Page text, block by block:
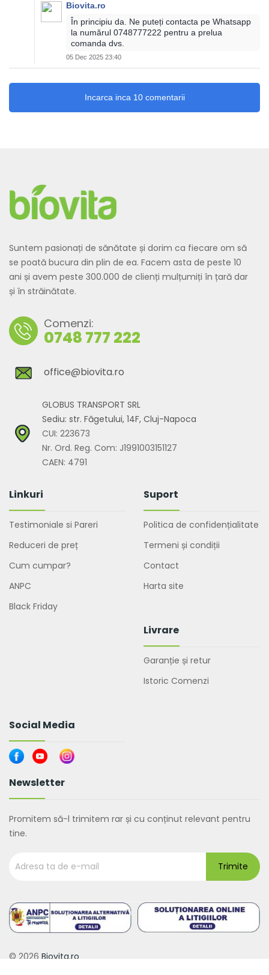
Biovita.ro
În principiu da. Ne puteți contacta pe Whatsapp
la numărul 0748777222 pentru a prelua
comanda dvs.
05 Dec 2025 23:40
Incarca inca 10 comentarii
Suntem pasionați de sănătate și dorim ca fiecare om să
se poată bucura din plin de ea. Facem asta de peste 10
ani și avem peste 300.000 de clienți mulțumiți în țară dar
și în străinătate.
Comenzi:
0748 777 222
office@biovita.ro
GLOBUS TRANSPORT SRL
Sediu: str. Făgetului, 14F, Cluj-Napoca
CUI: 223673
Nr. Ord. Reg. Com: J1991003151127
CAEN: 4791
Linkuri
Testimoniale si Pareri
Reduceri de preț
Cum cumpar?
ANPC
Black Friday
Suport
Politica de confidențialitate
Termeni și condiții
Contact
Harta site
Livrare
Garanție și retur
Istoric Comenzi
Social Media
Newsletter
Promitem să-l trimitem rar și cu conținut relevant pentru
tine.
© 2026 Biovita.ro